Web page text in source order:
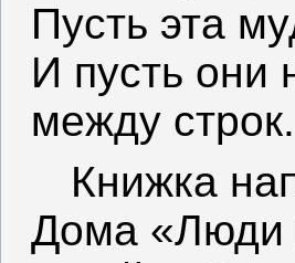
Пусть эта
И пусть они
между строк.
Книжка
Дома «Люди